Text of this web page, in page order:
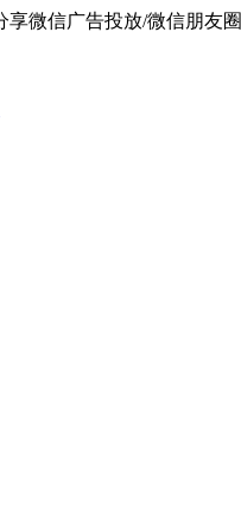
微信广告投放/微信朋友